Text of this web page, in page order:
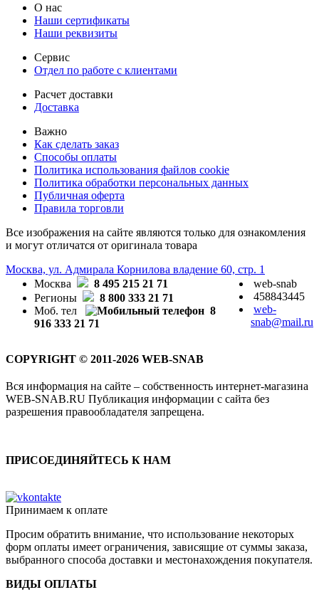
О нас
Наши сертификаты
Наши реквизиты
Сервис
Отдел по работе с клиентами
Расчет доставки
Доставка
Важно
Как сделать заказ
Способы оплаты
Политика использования файлов cookie
Политика обработки персональных данных
Публичная оферта
Правила торговли
Все изображения на сайте являются только для ознакомления
и могут отличатся от оригинала товара
Москва, ул. Адмирала Корнилова владение 60, стр. 1
Москва
8 495 215 21 71
Регионы
8 800 333 21 71
Моб. тел
8
916 333 21 71
web-snab
458843445
web-
snab@mail.ru
COPYRIGHT © 2011-2026 WEB-SNAB
Вся информация на сайте – собственность интернет-магазина
WEB-SNAB.RU Публикация информации с сайта без
разрешения правообладателя запрещена.
ПРИСОЕДИНЯЙТЕСЬ К НАМ
Принимаем к оплате
Просим обратить внимание, что использование некоторых
форм оплаты имеет ограничения, зависящие от суммы заказа,
выбранного способа доставки и местонахождения покупателя.
ВИДЫ ОПЛАТЫ